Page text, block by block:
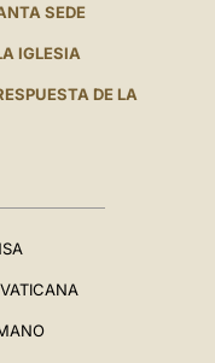
SEDE
IGLESIA
DE LA